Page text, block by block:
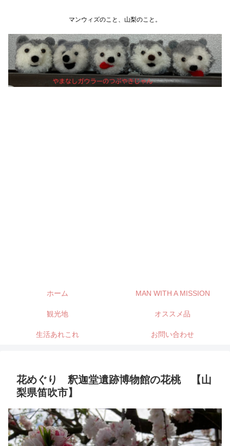
マンウィズのこと、山梨のこと。
ホーム MAN WITH A MISSION
観光地 オススメ品
生活あれこれ お問い合わせ
花めぐり 釈迦堂遺跡博物館の花桃 【山
梨県笛吹市】